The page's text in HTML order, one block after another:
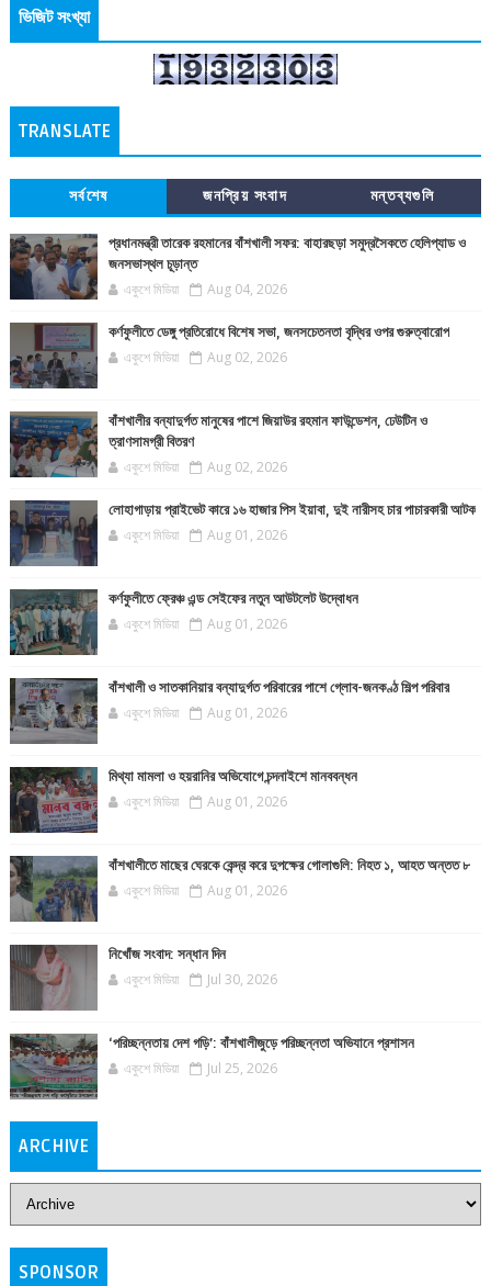
ভিজিট সংখ্যা
TRANSLATE
সর্বশেষ জনপ্রিয় সংবাদ মন্তব্যগুলি
প্রধানমন্ত্রী তারেক রহমানের বাঁশখালী সফর: বাহারছড়া সমুদ্রসৈকতে হেলিপ্যাড ও
জনসভাস্থল চূড়ান্ত
একুশে মিডিয়া Aug 04, 2026
কর্ণফুলীতে ডেঙ্গু প্রতিরোধে বিশেষ সভা, জনসচেতনতা বৃদ্ধির ওপর গুরুত্বারোপ
একুশে মিডিয়া Aug 02, 2026
বাঁশখালীর বন্যাদুর্গত মানুষের পাশে জিয়াউর রহমান ফাউন্ডেশন, ঢেউটিন ও
ত্রাণসামগ্রী বিতরণ
একুশে মিডিয়া Aug 02, 2026
লোহাগাড়ায় প্রাইভেট কারে ১৬ হাজার পিস ইয়াবা, দুই নারীসহ চার পাচারকারী আটক
একুশে মিডিয়া Aug 01, 2026
কর্ণফুলীতে ফ্রেঞ্চ এন্ড সেইফের নতুন আউটলেট উদ্বোধন
একুশে মিডিয়া Aug 01, 2026
বাঁশখালী ও সাতকানিয়ার বন্যাদুর্গত পরিবারের পাশে গ্লোব-জনকণ্ঠ শিল্প পরিবার
একুশে মিডিয়া Aug 01, 2026
মিথ্যা মামলা ও হয়রানির অভিযোগে চন্দনাইশে মানববন্ধন
একুশে মিডিয়া Aug 01, 2026
বাঁশখালীতে মাছের ঘেরকে কেন্দ্র করে দুপক্ষের গোলাগুলি: নিহত ১, আহত অন্তত ৮
একুশে মিডিয়া Aug 01, 2026
নিখোঁজ সংবাদ: সন্ধান দিন
একুশে মিডিয়া Jul 30, 2026
‘পরিচ্ছন্নতায় দেশ গড়ি’: বাঁশখালীজুড়ে পরিচ্ছন্নতা অভিযানে প্রশাসন
একুশে মিডিয়া Jul 25, 2026
ARCHIVE
SPONSOR